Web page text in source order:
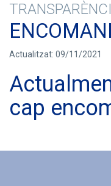
Actualitzat: 09/11/2021
cap